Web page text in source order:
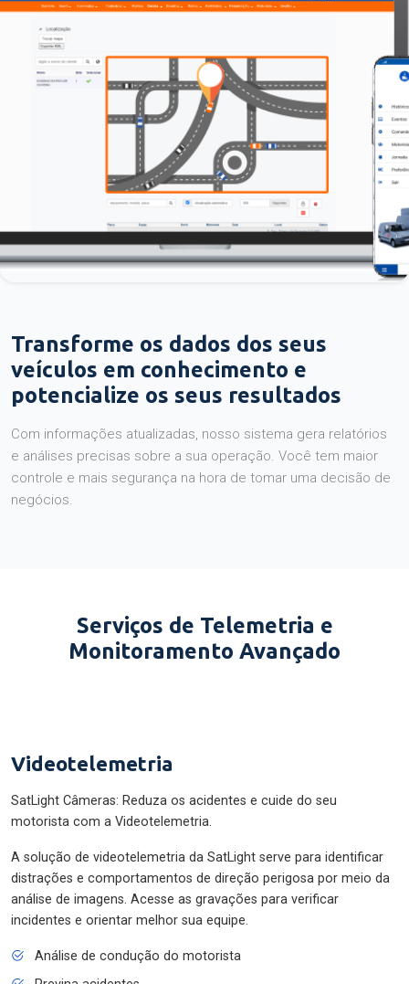
Transforme os dados dos seus
veículos em conhecimento e
potencialize os seus resultados
Com informações atualizadas, nosso sistema gera relatórios
e análises precisas sobre a sua operação. Você tem maior
controle e mais segurança na hora de tomar uma decisão de
negócios.
Serviços de Telemetria e
Monitoramento Avançado
Videotelemetria
SatLight Câmeras: Reduza os acidentes e cuide do seu
motorista com a Videotelemetria.
A solução de videotelemetria da SatLight serve para identificar
distrações e comportamentos de direção perigosa por meio da
análise de imagens. Acesse as gravações para verificar
incidentes e orientar melhor sua equipe.
Análise de condução do motorista